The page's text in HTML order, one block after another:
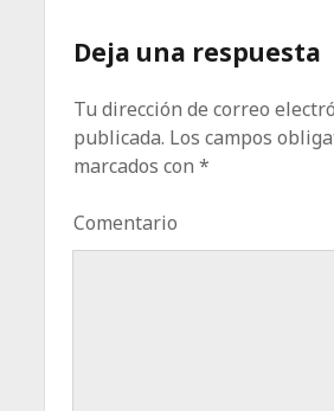
Deja una respuesta
Tu dirección de correo
publicada. Los campos
marcados con*
Comentario